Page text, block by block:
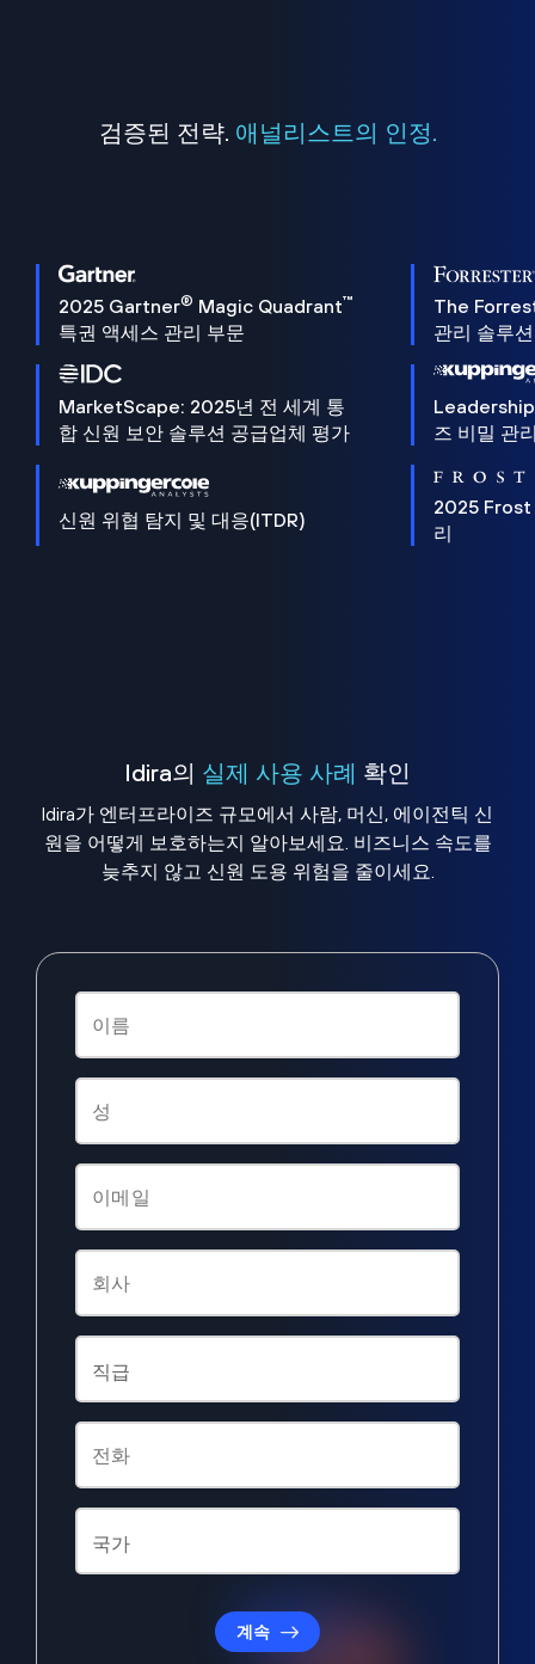
검증된 전략. 애널리스트의 인정.
2025 Gartner® Magic Quadrant™
특권 액세스 관리 부문
The
관리 솔루
MarketScape: 2025년 전 세계 통
합 신원 보안 솔루션 공급업체 평가
즈 비밀 관
신원 위협 탐지 및 대응(ITDR)
2025 Frost
리
Idira의 실제 사용 사례 확인
Idira가 엔터프라이즈 규모에서 사람, 머신, 에이전틱 신
원을 어떻게 보호하는지 알아보세요. 비즈니스 속도를
늦추지 않고 신원 도용 위험을 줄이세요.
계속